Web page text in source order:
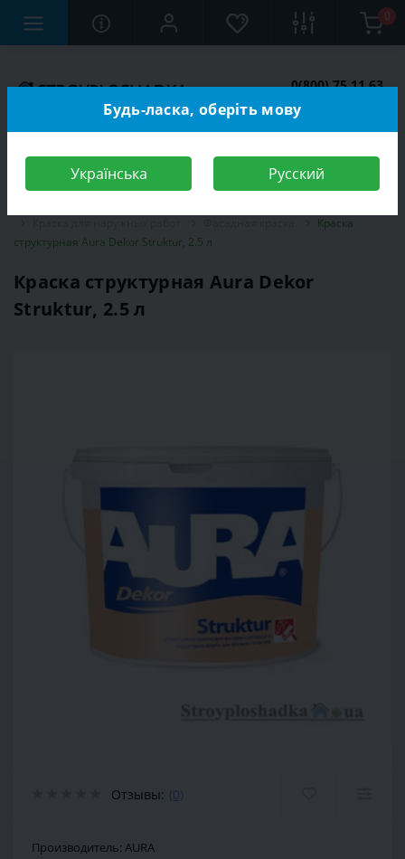
0
0(800) 75 11 63
Краска
структурная Aura Dekor Struktur, 2.5 л
Краска структурная Aura Dekor
Struktur, 2.5 л
Отзывы: (0)
Производитель: AURA
Будь-ласка, оберіть мову
Українська Русский